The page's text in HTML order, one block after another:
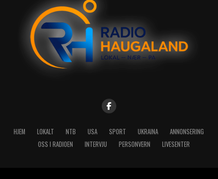
HJEM LOKALT NTB USA SPORT UKRAINA
ANNONSERING
OSS I RADIOEN
INTERVJU PERSONVERN LIVESENTER